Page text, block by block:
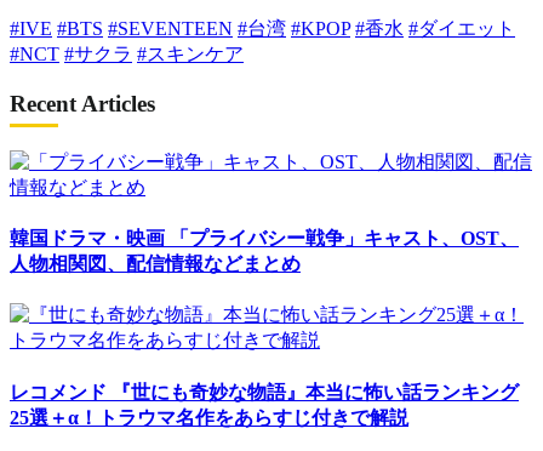
#IVE #BTS #SEVENTEEN #台湾 #KPOP #香水 #ダイエット
#NCT #サクラ #スキンケア
Recent Articles
韓国ドラマ・映画 「プライバシー戦争」キャスト、OST、
人物相関図、配信情報などまとめ
レコメンド 『世にも奇妙な物語』本当に怖い話ランキング
25選＋α！トラウマ名作をあらすじ付きで解説